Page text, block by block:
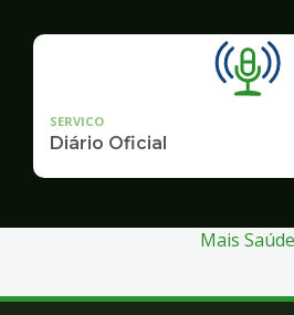
SERVICO
Diário Oficial
Mais Saúde